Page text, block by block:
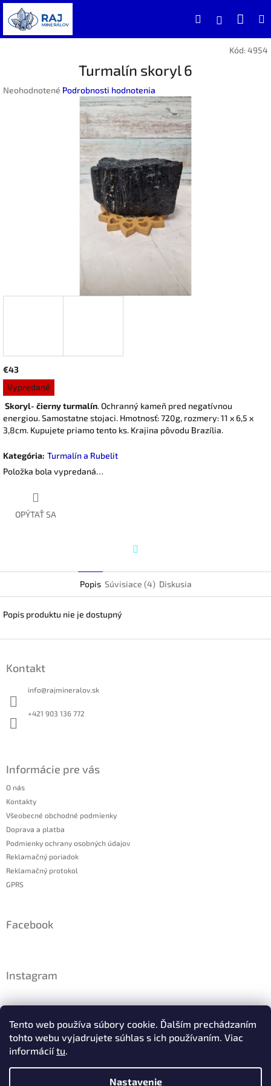
Tento web používa súbory cookie. Ďalším prechádzaním
tohto webu vyjadrujete súhlas s ich používaním. Viac
informáciítu.
Nastavenie
Prejsť
na
obsah
Hľadať
Kód:4954
Turmalín skoryl 6
Priemerné
Neohodnotené Podrobnosti hodnotenia
€43
Jednotková
cena:
Vypredané
Skoryl- čierny turmalín. Ochranný kameň pred negatívnou
energiou. Samostatne stojaci. Hmotnosť: 720g, rozmery: 11 x 6,5 x
3,8cm. Kupujete priamo tento ks. Krajina pôvodu Brazília.
Kategória: Turmalín a Rubelit
Položka bola vypredaná…
OPÝTAŤ SA
Popis Súvisiace (4) Diskusia
Popis produktu nie je dostupný
Kontakt
info@rajmineralov.sk
+421 903 136 772
Informácie pre vás
O nás
Kontakty
Všeobecné obchodné podmienky
Doprava a platba
Podmienky ochrany osobných údajov
Reklamačný poriadok
Reklamačný protokol
GPRS
Facebook
Instagram